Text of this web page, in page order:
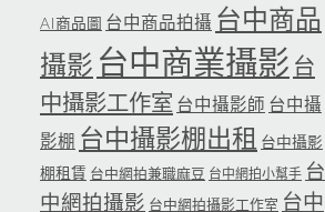
AI商品圖 台中商品拍攝 台中商品
攝影 台中商業攝影 台
中攝影工作室 台中攝影師 台中攝
影棚 台中攝影棚出租 台中攝影
棚租賃 台中網拍兼職麻豆 台中網拍小幫手 台
中網拍攝影 台中網拍攝影工作室 台中